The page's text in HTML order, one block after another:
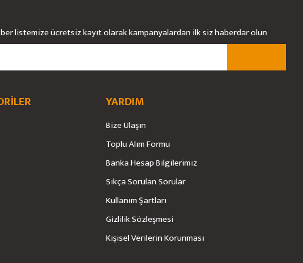
Yorum Yaz
Soru Sor
Gönder
listemize ücretsiz kayıt olarak kampanyalardan ilk siz haberdar olun
YARDIM
Bize Ulaşın
Toplu Alım Formu
Banka Hesap Bilgilerimiz
Sıkça Sorulan Sorular
Kullanım Şartları
Gizlilik Sözleşmesi
Kişisel Verilerin Korunması